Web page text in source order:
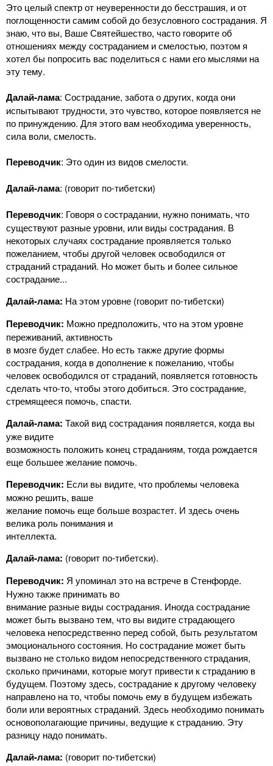
Это целый спектр от неуверенности до бесстрашия, и от
поглощенности самим собой до безусловного сострадания. Я
знаю, что вы, Ваше Святейшество, часто говорите об
отношениях между состраданием и смелостью, поэтом я
хотел бы попросить вас поделиться с нами его мыслями на
эту тему.
Далай-лама: Сострадание, забота о других, когда они
испытывают трудности, это чувство, которое появляется не
по принуждению. Для этого вам необходима уверенность,
сила воли, смелость.
Переводчик: Это один из видов смелости.
Далай-лама: (говорит по-тибетски)
Переводчик: Говоря о сострадании, нужно понимать, что
существуют разные уровни, или виды сострадания. В
некоторых случаях сострадание проявляется только
пожеланием, чтобы другой человек освободился от
страданий страданий. Но может быть и более сильное
сострадание...
Далай-лама: На этом уровне (говорит по-тибетски)
Переводчик: Можно предположить, что на этом уровне
переживаний, активность
в мозге будет слабее. Но есть также другие формы
сострадания, когда в дополнение к пожеланию, чтобы
человек освободился от страданий, появляется готовность
сделать что-то, чтобы этого добиться. Это сострадание,
стремящееся помочь, спасти.
Далай-лама: Такой вид сострадания появляется, когда вы
уже видите
возможность положить конец страданиям, тогда рождается
еще большее желание помочь.
Переводчик: Если вы видите, что проблемы человека
можно решить, ваше
желание помочь еще больше возрастет. И здесь очень
велика роль понимания и
интеллекта.
Далай-лама: (говорит по-тибетски).
Переводчик: Я упоминал это на встрече в Стенфорде.
Нужно также принимать во
внимание разные виды сострадания. Иногда сострадание
может быть вызвано тем, что вы видите страдающего
человека непосредственно перед собой, быть результатом
эмоционального состояния. Но сострадание может быть
вызвано не столько видом непосредственного страдания,
сколько причинами, которые могут привести к страданию в
будущем. Поэтому здесь, сострадание к другому человеку
направлено на то, чтобы помочь ему в будущем избежать
боли или вероятных страданий. Здесь необходимо понимать
основополагающие причины, ведущие к страданию. Эту
разницу надо понимать.
Далай-лама: (говорит по-тибетски)